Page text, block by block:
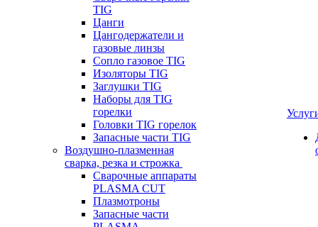
TIG
Цанги
Цангодержатели и
газовые линзы
Сопло газовое TIG
Изоляторы TIG
Заглушки TIG
Наборы для TIG
горелки
Головки TIG горелок
Запасные части TIG
Воздушно-плазменная
сварка, резка и строжка
Сварочные аппараты
PLASMA CUT
Плазмотроны
Запасные части